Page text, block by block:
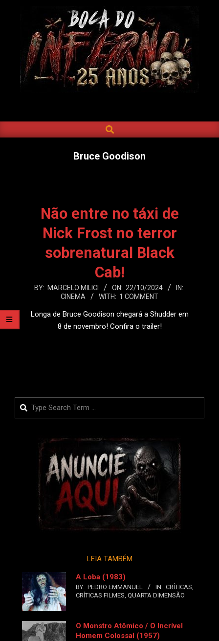
DO
INFERNO
Navigation
SEARCH
Bruce Goodison
Não entre no táxi de
Nick Frost no terror
sobrenatural Black
Cab!
2024-
22
BY: MARCELO MILICI ON: 22/10/2024
IN:
CINEMA
WITH: 1 COMMENT
Longa de Bruce Goodison chegará a Shudder em
8 de novembro! Confira o trailer!
Search
LEIA TAMBÉM
A Loba (1983)
BY: PEDRO EMMANUEL IN: CRÍTICAS,
CRÍTICAS FILMES, QUARTA DIMENSÃO
O Monstro Atômico / O Incrível
Homem Colossal (1957)